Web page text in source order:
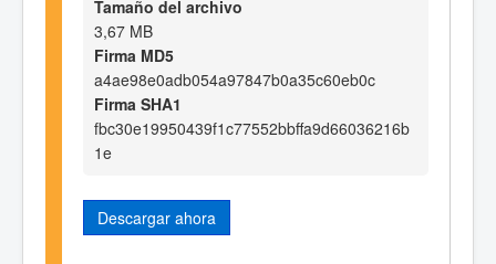
Tamaño del archivo
3,67 MB
Firma MD5
a4ae98e0adb054a97847b0a35c60eb0c
Firma SHA1
fbc30e19950439f1c77552bbffa9d66036216b
1e
Descargar ahora